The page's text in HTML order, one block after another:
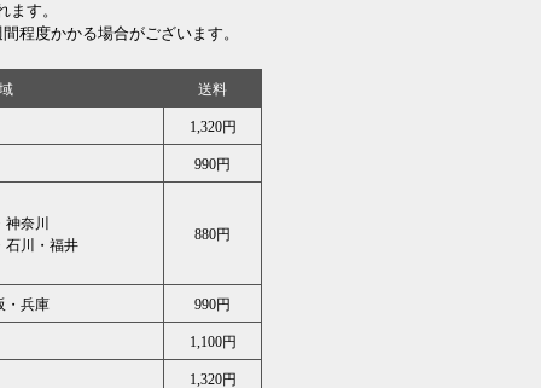
ます。
程度かかる場合がございます。
送料
1,320円
990円
奈川
石川・福井
880円
・兵庫 990円
1,100円
1,320円